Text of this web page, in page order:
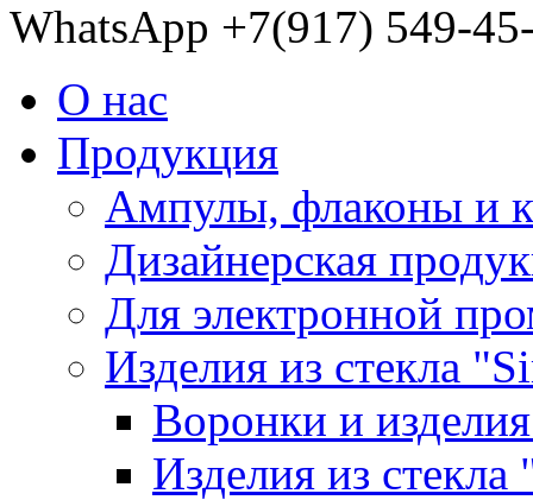
WhatsApp +7(917) 549-
О нас
Продукция
Ампулы, флаконы и
Дизайнерская
Для электронной
Изделия из стекла
Воронки и
Изделия из